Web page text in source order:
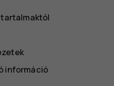
tartalmaktól
információ